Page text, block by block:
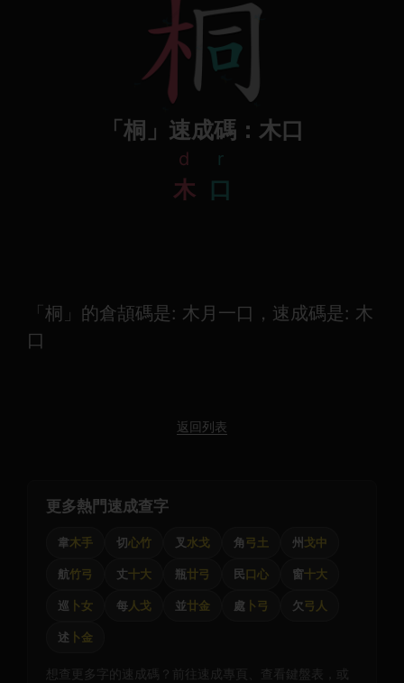
「桐」速成碼：木口
d
木
r
口
「桐」的倉頡碼是: 木月一口，速成碼是: 木
口
返回列表
更多熱門速成查字
韋木手 切心竹 叉 水戈 角弓土 州 戈中
航竹弓 丈十大 瓶廿弓 民口心 窗十大
巡 卜女 每人戈 並廿金 處 卜弓 欠弓人
述 卜金
想查更多字的速成碼？前往速成專頁、查看鍵盤表，或